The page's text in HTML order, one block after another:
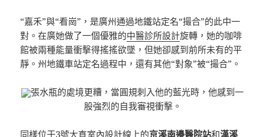
“嘉禾”與“看崗”，是廣州通過地鐵站定名“撮合”的此中一
對。在廣她做了一個優雅的中醫診所設計旋轉，她的咖啡
館被兩種能量衝擊得搖搖欲墜，但她卻感到前所未有的平
靜。州地鐵車站定名過程中，還有其他“對象”被“撮合”。
張水瓶的處境更糟，當圓規刺入他的藍光時，他感到一
股強烈的自我審視衝擊。
同樣位于3號大直室內設計線上的京溪南邊醫院站和漢溪